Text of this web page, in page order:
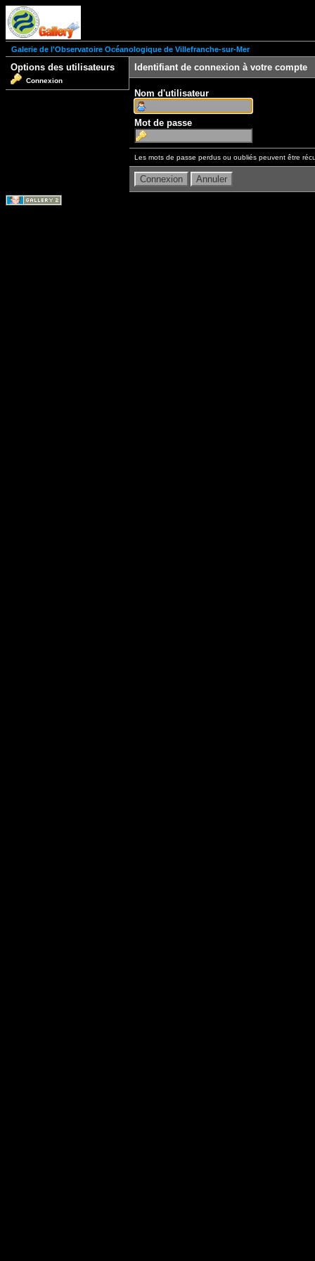
Galerie de l'Observatoire Océanologique de Villefranche-sur-Mer
Options des utilisateurs
Connexion
Identifiant de connexion à votre compte
Nom d'utilisateur
Mot de passe
Les mots de passe perdus ou oubliés peuvent être